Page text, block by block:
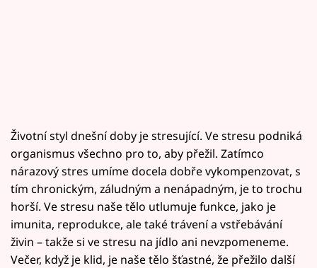
Životní styl dnešní doby je stresující. Ve stresu podniká
organismus všechno pro to, aby přežil. Zatímco
nárazový stres umíme docela dobře vykompenzovat, s
tím chronickým, záludným a nenápadným, je to trochu
horší. Ve stresu naše tělo utlumuje funkce, jako je
imunita, reprodukce, ale také trávení a vstřebávání
živin – takže si ve stresu na jídlo ani nevzpomeneme.
Večer, když je klid, je naše tělo šťastné, že přežilo další